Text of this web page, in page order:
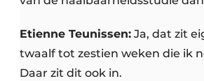
Etienne Teunissen: Ja, dat zit
twaalf tot zestien weken die ik
Daar zit dit ook in.